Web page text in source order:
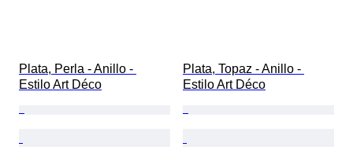
Plata, Perla - Anillo -
Estilo Art Déco
Plata, Topaz - Anillo -
Estilo Art Déco